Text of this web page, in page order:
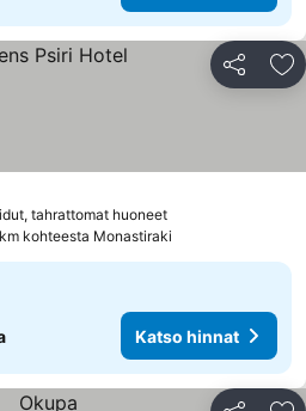
Jaa
tahrattomat huoneet
kohteesta Monastiraki
Katso hinnat